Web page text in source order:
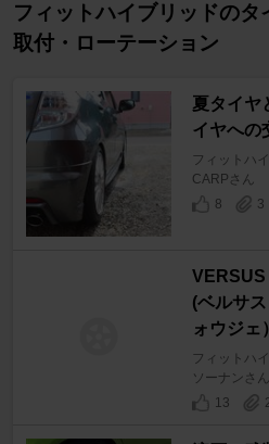
フィットハイブリッドの
取付・ローテーション
夏タイヤ
イヤへの
フィットハ
CARPさん
8
3
VERSUS
(ベルサ
ォウジェ）
フィットハ
ソーナンさん
13